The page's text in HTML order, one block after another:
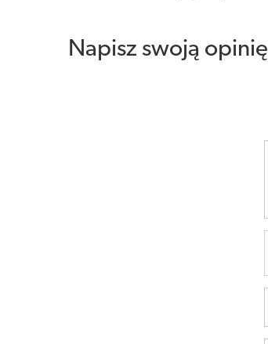
Napisz swoją opinię